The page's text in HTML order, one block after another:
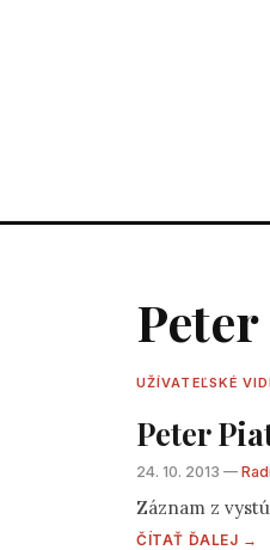
UŽÍVATEĽSKÉ
Peter
24. 10. 2013 —
Záznam z
ČÍTAŤ ĎALEJ →